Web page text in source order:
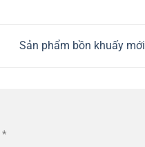
Sản phẩm bồn khuấy mới
*